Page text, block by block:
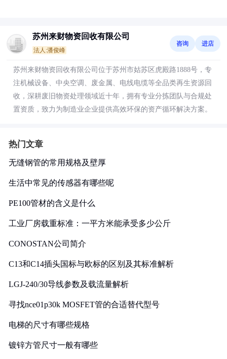
苏州来财物资回收有限公司
法人:潘俊峰
咨询 进店
苏州来财物资回收有限公司位于苏州市姑苏区虎殿路1888号，专
注机械设备、中央空调、废金属、电线电缆等全品类再生资源回
收，深耕废旧物资处理领域近十年，拥有专业分拣团队与合规处
置资质，致力为制造业企业提供高效环保的资产循环解决方案。
热门文章
无缝钢管的常用规格及壁厚
生活中常见的传感器有哪些呢
PE100管材的含义是什么
工业厂房载重标准：一平方米能承受多少公斤
CONOSTAN公司简介
C13和C14插头国标与欧标的区别及其标准解析
LGJ-240/30导线参数及载流量解析
寻找nce01p30k MOSFET管的合适替代型号
电梯的尺寸有哪些规格
镀锌方管尺寸一般有哪些